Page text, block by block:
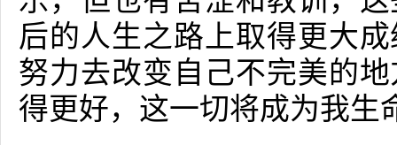
后的人生之路上取得更大
努力去改变自己不完美的
得更好，这一切将成为我生